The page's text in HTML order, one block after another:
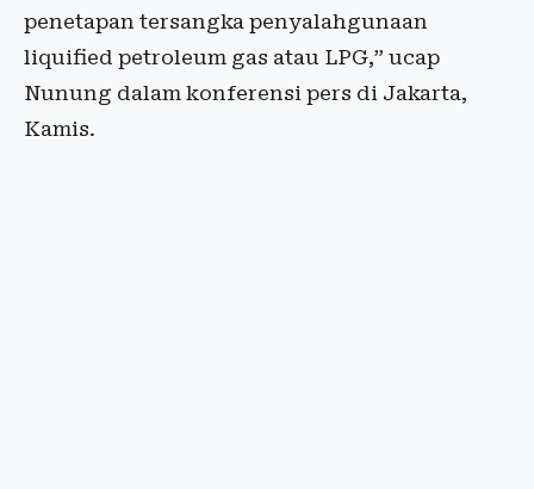
penetapan tersangka penyalahgunaan
liquified petroleum gas atau LPG,” ucap
Nunung dalam konferensi pers di Jakarta,
Kamis.